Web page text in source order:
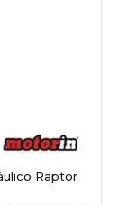
Raptor